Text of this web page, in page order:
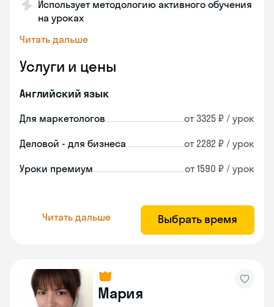
Использует методологию активного обучения
на уроках
Читать дальше
Услуги и цены
Английский язык
Для маркетологов от 3325 ₽ / урок
Деловой - для бизнеса от 2282 ₽ / урок
Уроки премиум от 1590 ₽ / урок
Читать дальше Выбрать время
Мария